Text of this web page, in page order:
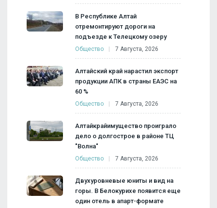
В Республике Алтай
отремонтируют дороги на
подъезде к Телецкому озеру
Общество 7 Августа, 2026
Алтайский край нарастил экспорт
продукции АПК в страны ЕАЭС на
60 %
Общество 7 Августа, 2026
Алтайкрайимущество проиграло
дело о долгострое в районе ТЦ
"Волна"
Общество 7 Августа, 2026
Двухуровневые юниты и вид на
горы. В Белокурихе появится еще
один отель в апарт-формате